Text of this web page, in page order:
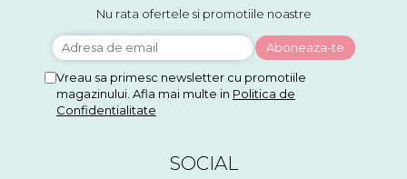
Nu rata ofertele si promotiile noastre
Vreau sa primesc newsletter cu promotiile
magazinului. Afla mai multe in Politica de
Confidentialitate
SOCIAL